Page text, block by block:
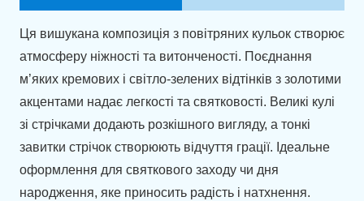
Ця вишукана композиція з повітряних кульок створює
атмосферу ніжності та витонченості. Поєднання
м’яких кремових і світло-зелених відтінків з золотими
акцентами надає легкості та святковості. Великі кулі
зі стрічками додають розкішного вигляду, а тонкі
завитки стрічок створюють відчуття грації. Ідеальне
оформлення для святкового заходу чи дня
народження, яке приносить радість і натхнення.